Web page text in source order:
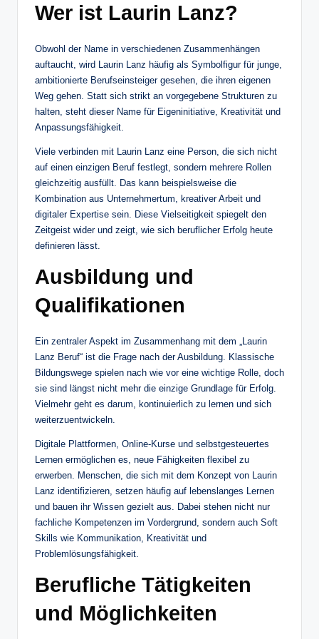
Wer ist Laurin Lanz?
Obwohl der Name in verschiedenen Zusammenhängen
auftaucht, wird Laurin Lanz häufig als Symbolfigur für junge,
ambitionierte Berufseinsteiger gesehen, die ihren eigenen
Weg gehen. Statt sich strikt an vorgegebene Strukturen zu
halten, steht dieser Name für Eigeninitiative, Kreativität und
Anpassungsfähigkeit.
Viele verbinden mit Laurin Lanz eine Person, die sich nicht
auf einen einzigen Beruf festlegt, sondern mehrere Rollen
gleichzeitig ausfüllt. Das kann beispielsweise die
Kombination aus Unternehmertum, kreativer Arbeit und
digitaler Expertise sein. Diese Vielseitigkeit spiegelt den
Zeitgeist wider und zeigt, wie sich beruflicher Erfolg heute
definieren lässt.
Ausbildung und
Qualifikationen
Ein zentraler Aspekt im Zusammenhang mit dem „Laurin
Lanz Beruf“ ist die Frage nach der Ausbildung. Klassische
Bildungswege spielen nach wie vor eine wichtige Rolle, doch
sie sind längst nicht mehr die einzige Grundlage für Erfolg.
Vielmehr geht es darum, kontinuierlich zu lernen und sich
weiterzuentwickeln.
Digitale Plattformen, Online-Kurse und selbstgesteuertes
Lernen ermöglichen es, neue Fähigkeiten flexibel zu
erwerben. Menschen, die sich mit dem Konzept von Laurin
Lanz identifizieren, setzen häufig auf lebenslanges Lernen
und bauen ihr Wissen gezielt aus. Dabei stehen nicht nur
fachliche Kompetenzen im Vordergrund, sondern auch Soft
Skills wie Kommunikation, Kreativität und
Problemlösungsfähigkeit.
Berufliche Tätigkeiten
und Möglichkeiten